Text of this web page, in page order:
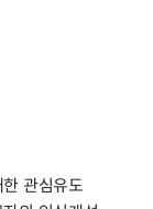
관심유도